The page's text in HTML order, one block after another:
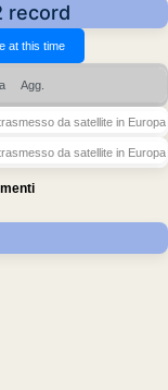
record
Agg.
da satellite in Europa
da satellite in Europa